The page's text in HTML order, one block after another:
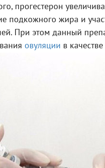
прогестерон
подкожного жира и
При этом данный
овуляции в качестве